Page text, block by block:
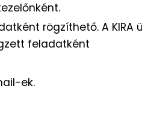
rögzíthető. A KIRA
feladatként
ek.